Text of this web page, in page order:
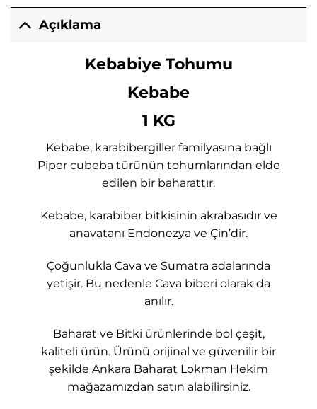
Açıklama
Kebabiye Tohumu
Kebabe
1 KG
Kebabe, karabibergiller familyasına bağlı
Piper cubeba türünün tohumlarından elde
edilen bir baharattır.
Kebabe, karabiber bitkisinin akrabasıdır ve
anavatanı Endonezya ve Çin’dir.
Çoğunlukla Cava ve Sumatra adalarında
yetişir. Bu nedenle Cava biberi olarak da
anılır.
Baharat ve Bitki ürünlerinde bol çeşit,
kaliteli ürün. Ürünü orijinal ve güvenilir bir
şekilde Ankara Baharat Lokman Hekim
mağazamızdan satın alabilirsiniz.